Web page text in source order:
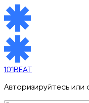
101BEAT
Авторизируйтесь или